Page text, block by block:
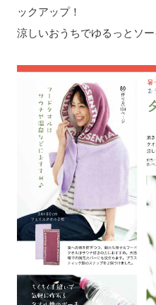
ックアップ！
涼しいおうちでゆるっとソ